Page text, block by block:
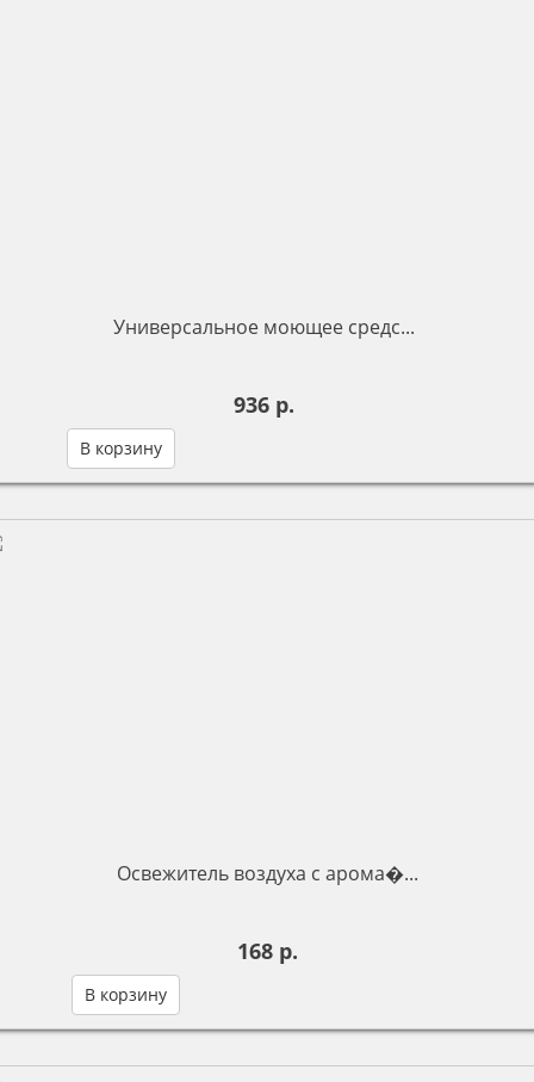
Универсальное моющее средс...
936 р.
В корзину
Освежитель воздуха с арома�...
168 р.
В корзину